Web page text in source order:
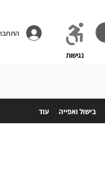
נגישות
בישול ואפייה עוד